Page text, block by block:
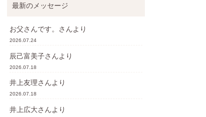
最新のメッセージ
お父さんです。 さんより
2026.07.24
辰己富美子さんより
2026.07.18
井上友理さんより
2026.07.18
井上広大さんより